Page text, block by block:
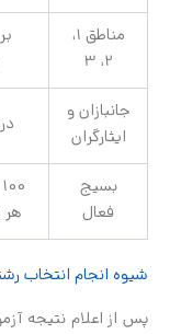
مناطق 1،
2، 3
جانبازان و
ایثارگران
بسیج
فعال
شیوه انجام انتخاب
پس از اعلام نتیجه